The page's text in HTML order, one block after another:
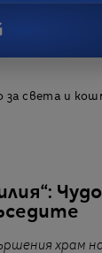
за света и
храм на